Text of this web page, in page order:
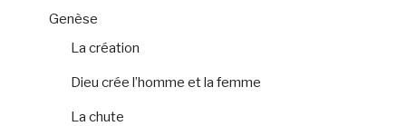
Genèse
La création
Dieu crée l’homme et la femme
La chute